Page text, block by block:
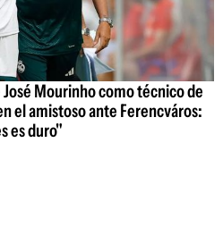
Mourinho como técnico de
el amistoso ante Ferencváros:
es duro"